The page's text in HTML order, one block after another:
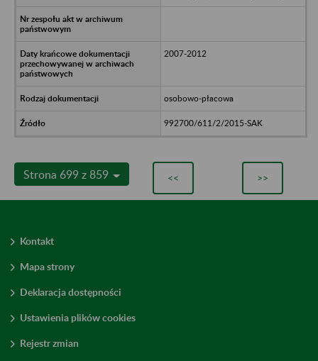
2007-2012
osobowo-płacowa
992700/611/2/2015-SAK
Strona 699 z 859 << >>
Kontakt
Mapa strony
Deklaracja dostępności
Ustawienia plików cookies
Rejestr zmian